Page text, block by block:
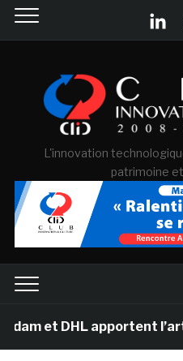
L'innovation
patrimoine
apportent l’art dans